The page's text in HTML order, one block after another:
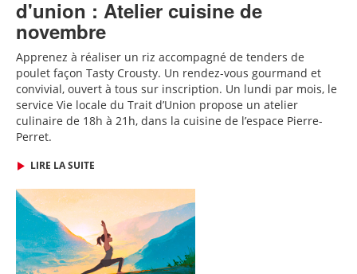
d'union : Atelier cuisine de
novembre
Apprenez à réaliser un riz accompagné de tenders de
poulet façon Tasty Crousty. Un rendez-vous gourmand et
convivial, ouvert à tous sur inscription. Un lundi par mois, le
service Vie locale du Trait d’Union propose un atelier
culinaire de 18h à 21h, dans la cuisine de l’espace Pierre-
Perret.
LIRE LA SUITE